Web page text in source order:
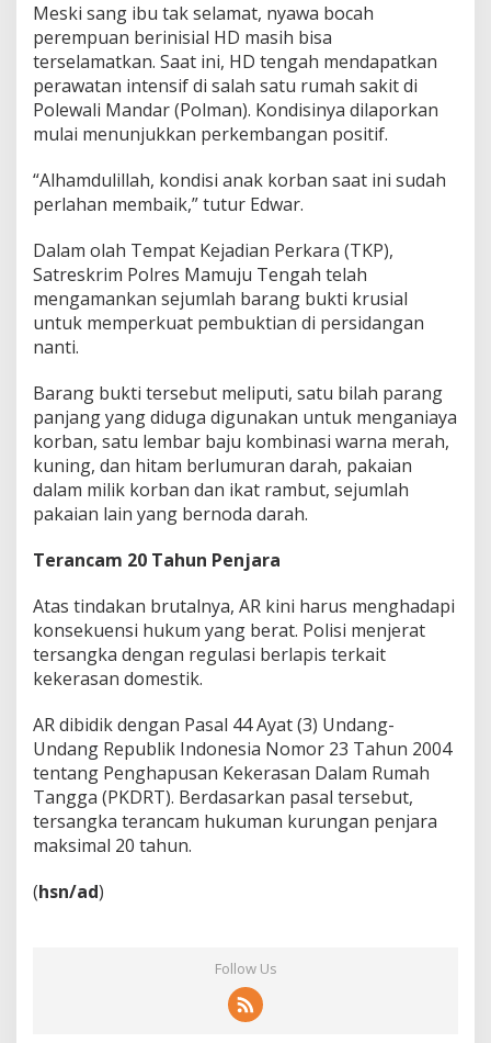
Meski sang ibu tak selamat, nyawa bocah
perempuan berinisial HD masih bisa
terselamatkan. Saat ini, HD tengah mendapatkan
perawatan intensif di salah satu rumah sakit di
Polewali Mandar (Polman). Kondisinya dilaporkan
mulai menunjukkan perkembangan positif.
“Alhamdulillah, kondisi anak korban saat ini sudah
perlahan membaik,” tutur Edwar.
Dalam olah Tempat Kejadian Perkara (TKP),
Satreskrim Polres Mamuju Tengah telah
mengamankan sejumlah barang bukti krusial
untuk memperkuat pembuktian di persidangan
nanti.
Barang bukti tersebut meliputi, satu bilah parang
panjang yang diduga digunakan untuk menganiaya
korban, satu lembar baju kombinasi warna merah,
kuning, dan hitam berlumuran darah, pakaian
dalam milik korban dan ikat rambut, sejumlah
pakaian lain yang bernoda darah.
Terancam 20 Tahun Penjara
Atas tindakan brutalnya, AR kini harus menghadapi
konsekuensi hukum yang berat. Polisi menjerat
tersangka dengan regulasi berlapis terkait
kekerasan domestik.
AR dibidik dengan Pasal 44 Ayat (3) Undang-
Undang Republik Indonesia Nomor 23 Tahun 2004
tentang Penghapusan Kekerasan Dalam Rumah
Tangga (PKDRT). Berdasarkan pasal tersebut,
tersangka terancam hukuman kurungan penjara
maksimal 20 tahun.
(hsn/ad)
Follow Us